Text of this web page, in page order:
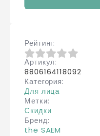
Рейтинг
0из 5
Артикул
8806164118092
Категория
Для лица
Метки
Скидки
Бренд
the SAEM